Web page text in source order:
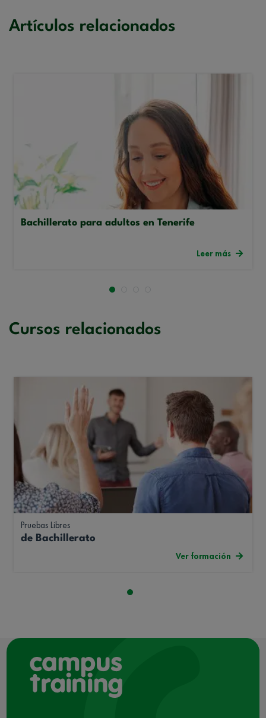
Artículos relacionados
Bachillerato para adultos en Tenerife
Leer más
Cursos relacionados
Pruebas Libres
de Bachillerato
Ver formación